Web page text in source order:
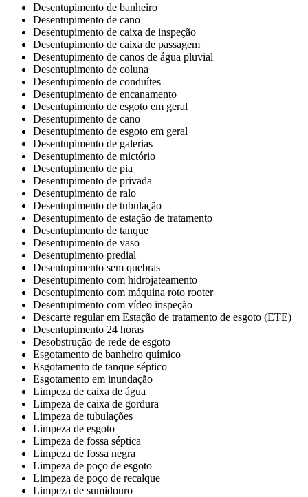
Desentupimento de banheiro
Desentupimento de cano
​Desentupimento de caixa de inspeção
Desentupimento de caixa de passagem
Desentupimento de canos de água pluvial
Desentupimento de coluna
Desentupimento de conduítes
Desentupimento de encanamento
Desentupimento de esgoto em geral
Desentupimento de cano
Desentupimento de esgoto em geral
Desentupimento de galerias
Desentupimento de mictório
Desentupimento de pia
Desentupimento de privada
Desentupimento de ralo
Desentupimento de tubulação
Desentupimento de estação de tratamento
Desentupimento de tanque
Desentupimento de vaso
Desentupimento predial
Desentupimento sem quebras
Desentupimento com hidrojateamento
Desentupimento com máquina roto rooter
Desentupimento com vídeo inspeção
Descarte regular em Estação de tratamento de esgoto (ETE)
Desentupimento 24 horas
Desobstrução de rede de esgoto
Esgotamento de banheiro químico
Esgotamento de tanque séptico
Esgotamento em inundação
Limpeza de caixa de água
Limpeza de caixa de gordura
Limpeza de tubulações
Limpeza de esgoto
Limpeza de fossa séptica
Limpeza de fossa negra
Limpeza de poço de esgoto
Limpeza de poço de recalque
Limpeza de sumidouro